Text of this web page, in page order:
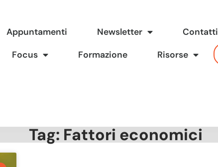
Appuntamenti Newsletter Contatti
Focus Formazione Risorse
Tag: Fattori economici